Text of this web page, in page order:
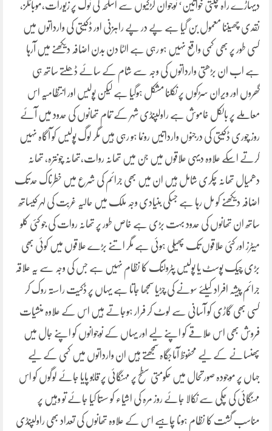
دیہاڑے راہ چلتی خواتین‘ نوجوان لڑکیوں سے اسلحہ کی نوک پر زیورات،موبائلز،
نقدی چھیننا معمول بن گیا ہے پے در پے راہزنی اور ڈکیتی کی وارداتوں میں
کسی طور پر بھی کمی واقع نہیں ہو رہی ہے الٹا دن بدن اضافہ دیکھنے میں آرہا
ہے اب ان بڑھتی وارداتوں کی وجہ سے شام کے سائے ڈھلتے ساتھ ہی
گھروں اور ویران سڑکوں پر نکلنا مشکل ہوگیا ہے لیکن پولیس اور انتظامیہ اس
معاملے پر بالکل خاموش ہے راولپنڈی شہر کے تمام تھانوں کی حدود میں آئے
روز چوری ڈکیتی کی درجنوں وارداتیں رونما ہو رہی ہیں مگر لوگ پولیس کو آگاہ نہیں
کرتے اسکے علاوہ دیہی علاقوں میں جن میں تھانہ روات،تھانہ چونترہ، تھانہ
دھمیال تھانہ چکری شامل ہیں ان میں بھی جرائم کی شرع میں خطرناک حد تک
اضافہ دیکھنے کو مل رہا ہے جسکی بنیادی وجہ ملک میں حالیہ غربت کی لہر کیساتھ
ساتھ ان تھانوں کی حدود بہت بڑی ہے خاص طور پر تھانہ روات کی جو کئی کلو
میٹرز اور کئی علاقوں تک پھیلی ہوئی ہے مگر اتنے بڑے علاقوں میں کوئی بھی
بڑی چیک پوسٹ یا پولیس پٹرولنگ کا نظام نہیں ہے جس کی وجہ سے یہ علاقہ
جرائم پیشہ افراد کیلئے سونے کی چڑیا سمجھا جاتا ہے یہاں پر ڈکیت راستہ روک کر
کسی بھی گاڑی کو آسانی سے لوٹ کر فرار ہوجاتے ہیں اس کے علاوہ منشیات
فروش بھی اس علاقے کو اپنے لیے اور یہاں کے نوجوانوں کو اپنے جال میں
پھنسانے کے لیے محفوظ آماجگاہ سمجھتے ہیں ان وارداتوں میں کمی کے لیے
جہاں پر موجودہ صورتحال میں حکومتی سطح پر مہنگائی پر قابو پایا جائے لوگوں کو اس
مہنگائی کی چکی سے نکالا جائے روز مرہ کی اشیاء کو سستا کیا جائے تو وہیں پر
مناسب گشت کا نظام ہونا چاہیے اس کے علاوہ تھانوں کی تعداد بھی راولپنڈی